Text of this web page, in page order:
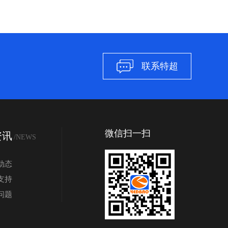
联系特超
讯 /NEWS
态
持
题
微信扫一扫